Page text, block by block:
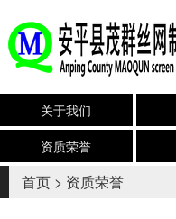
关于我们
资质荣誉
首页 > 资质荣誉